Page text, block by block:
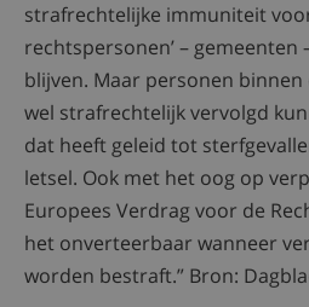
strafrechtelijke immuniteit
rechtspersonen’ –
blijven. Maar personen
wel strafrechtelijk vervolgd
dat heeft geleid tot
letsel. Ook met het oog op
Europees Verdrag voor de
het onverteerbaar wanneer
worden bestraft.” Bron: